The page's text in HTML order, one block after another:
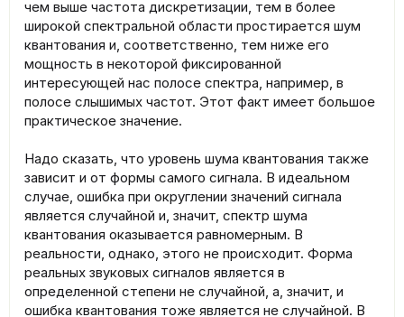
чем выше частота дискретизации, тем в более
широкой спектральной области простирается шум
квантования и, соответственно, тем ниже его
мощность в некоторой фиксированной
интересующей нас полосе спектра, например, в
полосе слышимых частот. Этот факт имеет большое
практическое значение.
Надо сказать, что уровень шума квантования также
зависит и от формы самого сигнала. В идеальном
случае, ошибка при округлении значений сигнала
является случайной и, значит, спектр шума
квантования оказывается равномерным. В
реальности, однако, этого не происходит. Форма
реальных звуковых сигналов является в
определенной степени не случайной, а, значит, и
ошибка квантования тоже является не случайной. В